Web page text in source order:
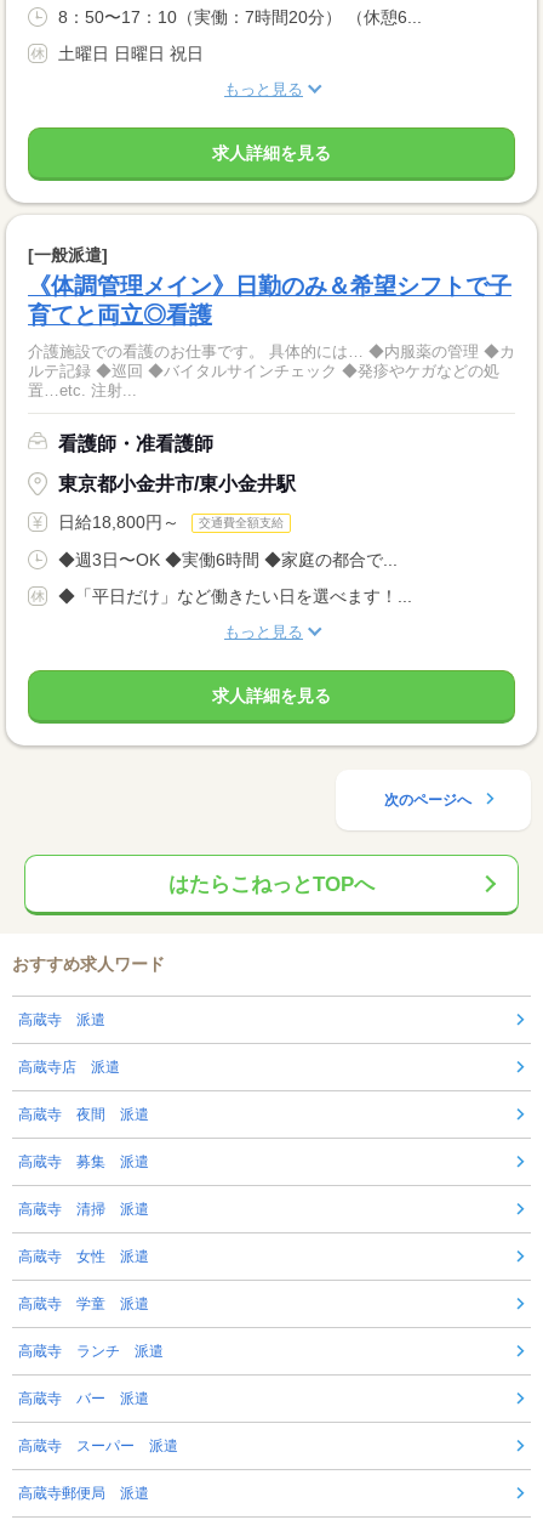
8：50〜17：10（実働：7時間20分） （休憩6...
土曜日 日曜日 祝日
もっと見る
求人詳細を見る
[一般派遣]
《体調管理メイン》日勤のみ＆希望シフトで子
育てと両立◎看護
介護施設での看護のお仕事です。 具体的には… ◆内服薬の管理 ◆カ
ルテ記録 ◆巡回 ◆バイタルサインチェック ◆発疹やケガなどの処
置…etc. 注射...
看護師・准看護師
東京都小金井市/東小金井駅
日給18,800円～ 交通費全額支給
◆週3日〜OK ◆実働6時間 ◆家庭の都合で...
◆「平日だけ」など働きたい日を選べます！...
もっと見る
求人詳細を見る
次のページへ
はたらこねっとTOPへ
おすすめ求人ワード
高蔵寺 派遣
高蔵寺店 派遣
高蔵寺 夜間 派遣
高蔵寺 募集 派遣
高蔵寺 清掃 派遣
高蔵寺 女性 派遣
高蔵寺 学童 派遣
高蔵寺 ランチ 派遣
高蔵寺 バー 派遣
高蔵寺 スーパー 派遣
高蔵寺郵便局 派遣